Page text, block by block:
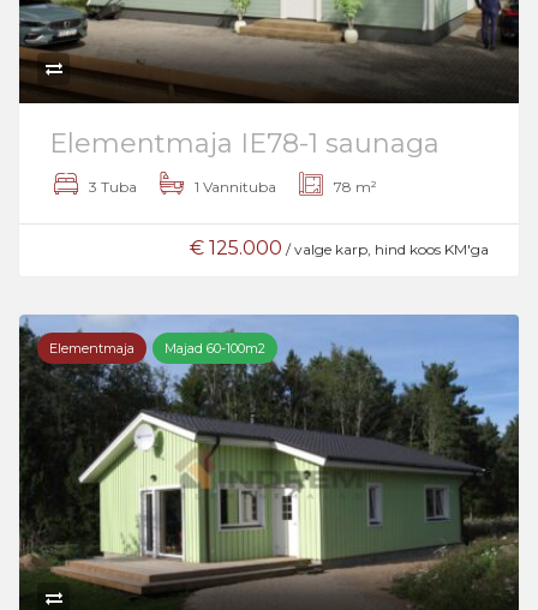
Elementmaja IE78-1 saunaga
3 Tuba 1 Vannituba 78 m²
€ 125.000 / valge karp, hind koos KM'ga
Elementmaja Majad 60-100m2